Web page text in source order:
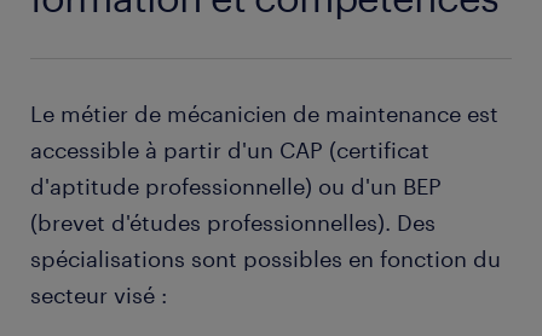
Le métier de mécanicien de maintenance est
accessible à partir d'un CAP (certificat
d'aptitude professionnelle) ou d'un BEP
(brevet d'études professionnelles). Des
spécialisations sont possibles en fonction du
secteur visé :